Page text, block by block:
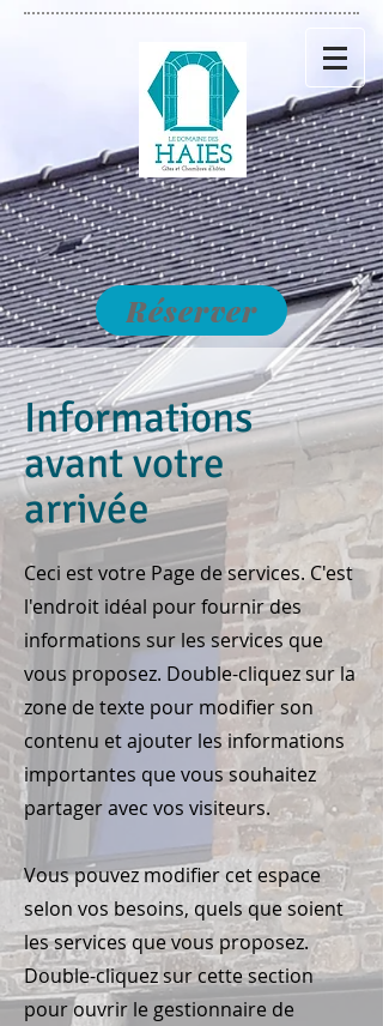
Réserver
Informations
avant votre
arrivée
Ceci est votre Page de services. C'est
l'endroit idéal pour fournir des
informations sur les services que
vous proposez. Double-cliquez sur la
zone de texte pour modifier son
contenu et ajouter les informations
importantes que vous souhaitez
partager avec vos visiteurs.
Vous pouvez modifier cet espace
selon vos besoins, quels que soient
les services que vous proposez.
Double-cliquez sur cette section
pour ouvrir le gestionnaire de